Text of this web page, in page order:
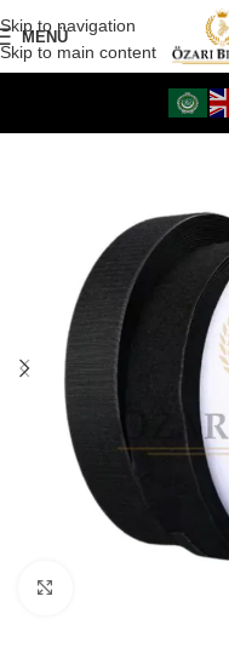
Skip to navigation
Skip to main content
MENÜ